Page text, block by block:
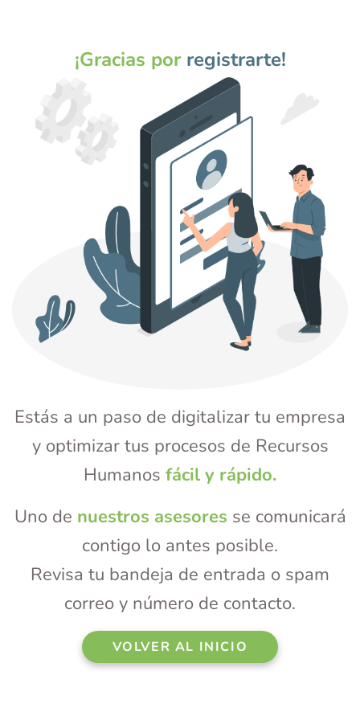
¡Gracias porregistrarte!
Estás a un paso de digitalizar tu empresa
y optimizar tus procesos de Recursos
Humanos fácil y rápido.
Uno de nuestros asesores se comunicará
contigo lo antes posible.
Revisa tu bandeja de entrada o spam
correo y número de contacto.
VOLVER AL INICIO